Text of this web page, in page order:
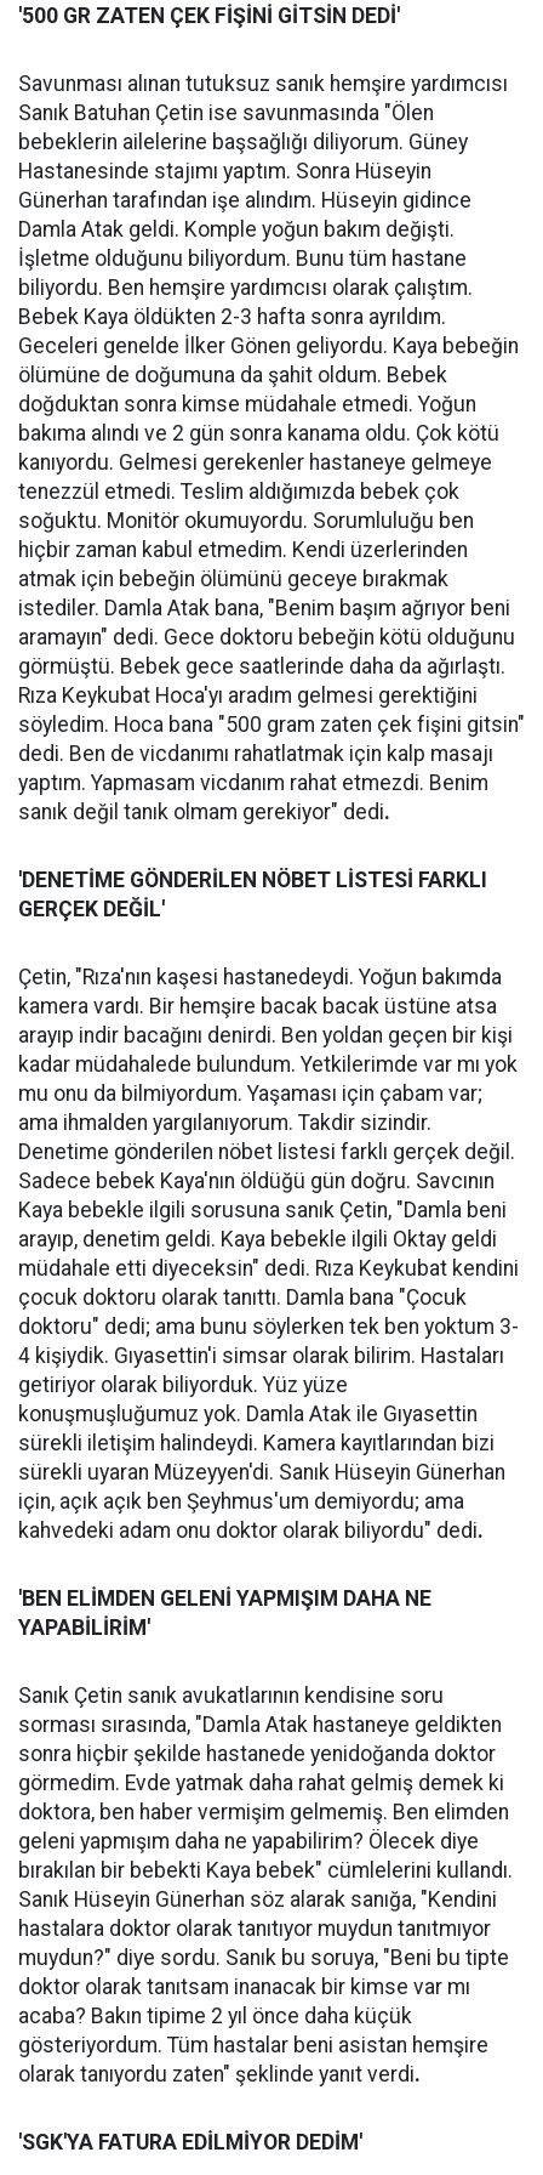
'500 GR ZATEN ÇEK FİŞİNİ GİTSİN DEDİ'
Savunması alınan tutuksuz sanık hemşire yardımcısı
Sanık Batuhan Çetin ise savunmasında "Ölen
bebeklerin ailelerine başsağlığı diliyorum. Güney
Hastanesinde stajımı yaptım. Sonra Hüseyin
Günerhan tarafından işe alındım. Hüseyin gidince
Damla Atak geldi. Komple yoğun bakım değişti.
İşletme olduğunu biliyordum. Bunu tüm hastane
biliyordu. Ben hemşire yardımcısı olarak çalıştım.
Bebek Kaya öldükten 2-3 hafta sonra ayrıldım.
Geceleri genelde İlker Gönen geliyordu. Kaya bebeğin
ölümüne de doğumuna da şahit oldum. Bebek
doğduktan sonra kimse müdahale etmedi. Yoğun
bakıma alındı ve 2 gün sonra kanama oldu. Çok kötü
kanıyordu. Gelmesi gerekenler hastaneye gelmeye
tenezzül etmedi. Teslim aldığımızda bebek çok
soğuktu. Monitör okumuyordu. Sorumluluğu ben
hiçbir zaman kabul etmedim. Kendi üzerlerinden
atmak için bebeğin ölümünü geceye bırakmak
istediler. Damla Atak bana, "Benim başım ağrıyor beni
aramayın" dedi. Gece doktoru bebeğin kötü olduğunu
görmüştü. Bebek gece saatlerinde daha da ağırlaştı.
Rıza Keykubat Hoca'yı aradım gelmesi gerektiğini
söyledim. Hoca bana "500 gram zaten çek fişini gitsin"
dedi. Ben de vicdanımı rahatlatmak için kalp masajı
yaptım. Yapmasam vicdanım rahat etmezdi. Benim
sanık değil tanık olmam gerekiyor" dedi.
'DENETİME GÖNDERİLEN NÖBET LİSTESİ FARKLI
GERÇEK DEĞİL'
Çetin, "Rıza'nın kaşesi hastanedeydi. Yoğun bakımda
kamera vardı. Bir hemşire bacak bacak üstüne atsa
arayıp indir bacağını denirdi. Ben yoldan geçen bir kişi
kadar müdahalede bulundum. Yetkilerimde var mı yok
mu onu da bilmiyordum. Yaşaması için çabam var;
ama ihmalden yargılanıyorum. Takdir sizindir.
Denetime gönderilen nöbet listesi farklı gerçek değil.
Sadece bebek Kaya'nın öldüğü gün doğru. Savcının
Kaya bebekle ilgili sorusuna sanık Çetin, "Damla beni
arayıp, denetim geldi. Kaya bebekle ilgili Oktay geldi
müdahale etti diyeceksin" dedi. Rıza Keykubat kendini
çocuk doktoru olarak tanıttı. Damla bana "Çocuk
doktoru" dedi; ama bunu söylerken tek ben yoktum 3-
4 kişiydik. Gıyasettin'i simsar olarak bilirim. Hastaları
getiriyor olarak biliyorduk. Yüz yüze
konuşmuşluğumuz yok. Damla Atak ile Gıyasettin
sürekli iletişim halindeydi. Kamera kayıtlarından bizi
sürekli uyaran Müzeyyen'di. Sanık Hüseyin Günerhan
için, açık açık ben Şeyhmus'um demiyordu; ama
kahvedeki adam onu doktor olarak biliyordu" dedi.
'BEN ELİMDEN GELENİ YAPMIŞIM DAHA NE
YAPABİLİRİM'
Sanık Çetin sanık avukatlarının kendisine soru
sorması sırasında, "Damla Atak hastaneye geldikten
sonra hiçbir şekilde hastanede yenidoğanda doktor
görmedim. Evde yatmak daha rahat gelmiş demek ki
doktora, ben haber vermişim gelmemiş. Ben elimden
geleni yapmışım daha ne yapabilirim? Ölecek diye
bırakılan bir bebekti Kaya bebek" cümlelerini kullandı.
Sanık Hüseyin Günerhan söz alarak sanığa, "Kendini
hastalara doktor olarak tanıtıyor muydun tanıtmıyor
muydun?" diye sordu. Sanık bu soruya, "Beni bu tipte
doktor olarak tanıtsam inanacak bir kimse var mı
acaba? Bakın tipime 2 yıl önce daha küçük
gösteriyordum. Tüm hastalar beni asistan hemşire
olarak tanıyordu zaten" şeklinde yanıt verdi.
'SGK'YA FATURA EDİLMİYOR DEDİM'